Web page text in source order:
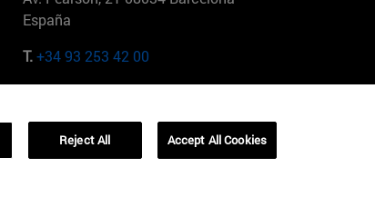
España
T.+34 93 253 42 00
01321001 Bela Vista Brasil
Reject All Accept All Cookies